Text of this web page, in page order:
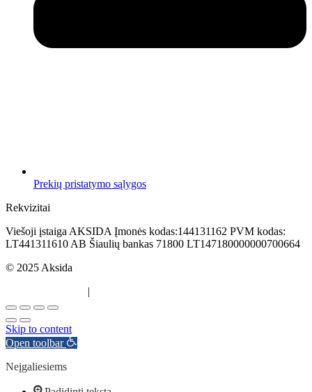
Prekių pristatymo sąlygos
Rekvizitai
Viešoji įstaiga AKSIDA Įmonės kodas:144131162 PVM kodas:
LT441311610 AB Šiaulių bankas 71800 LT147180000000700664
© 2025 Aksida
|
Skip to content
Open toolbar
Neįgaliesiems